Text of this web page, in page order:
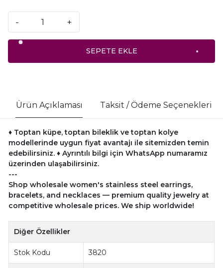
- +
SEPETE EKLE
Ürün Açıklaması Taksit / Ödeme Seçenekleri
♦ Toptan küpe, toptan bileklik ve toptan kolye
modellerinde uygun fiyat avantajı ile sitemizden temin
edebilirsiniz. ♦ Ayrıntılı bilgi için WhatsApp numaramız
üzerinden ulaşabilirsiniz.
---
Shop wholesale women's stainless steel earrings,
bracelets, and necklaces — premium quality jewelry at
competitive wholesale prices. We ship worldwide!
Diğer Özellikler
Stok Kodu 3820